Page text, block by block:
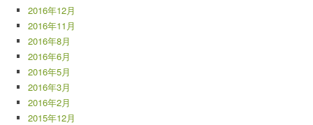
2016年12月
2016年11月
2016年8月
2016年6月
2016年5月
2016年3月
2016年2月
2015年12月